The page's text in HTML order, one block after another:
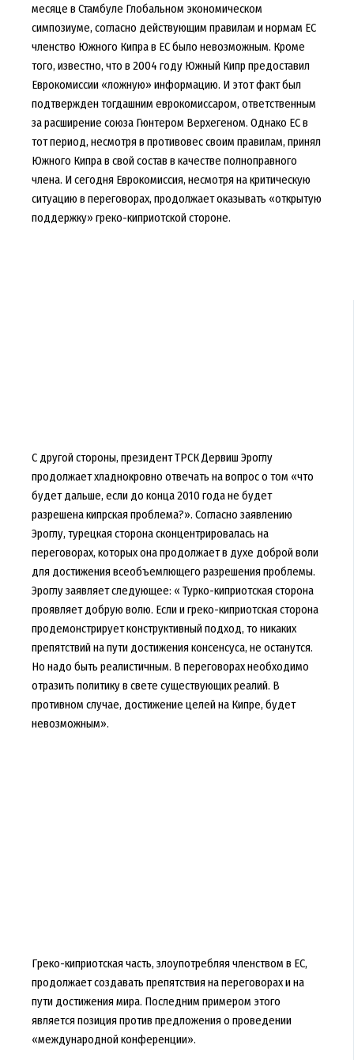
месяце в Стамбуле Глобальном экономическом
симпозиуме, согласно действующим правилам и нормам ЕС
членство Южного Кипра в ЕС было невозможным. Кроме
того, известно, что в 2004 году Южный Кипр предоставил
Еврокомиссии «ложную» информацию. И этот факт был
подтвержден тогдашним еврокомиссаром, ответственным
за расширение союза Гюнтером Верхегеном. Однако ЕС в
тот период, несмотря в противовес своим правилам, принял
Южного Кипра в свой состав в качестве полноправного
члена. И сегодня Еврокомиссия, несмотря на критическую
ситуацию в переговорах, продолжает оказывать «открытую
поддержку» греко-киприотской стороне.
С другой стороны, президент ТРСК Дервиш Эроглу
продолжает хладнокровно отвечать на вопрос о том «что
будет дальше, если до конца 2010 года не будет
разрешена кипрская проблема?». Согласно заявлению
Эроглу, турецкая сторона сконцентрировалась на
переговорах, которых она продолжает в духе доброй воли
для достижения всеобъемлющего разрешения проблемы.
Эроглу заявляет следующее: « Турко-киприотская сторона
проявляет добрую волю. Если и греко-киприотская сторона
продемонстрирует конструктивный подход, то никаких
препятствий на пути достижения консенсуса, не останутся.
Но надо быть реалистичным. В переговорах необходимо
отразить политику в свете существующих реалий. В
противном случае, достижение целей на Кипре, будет
невозможным».
Греко-киприотская часть, злоупотребляя членством в ЕС,
продолжает создавать препятствия на переговорах и на
пути достижения мира. Последним примером этого
является позиция против предложения о проведении
«международной конференции».